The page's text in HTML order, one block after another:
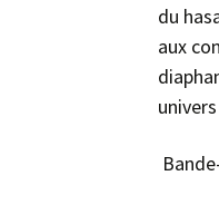
du
aux